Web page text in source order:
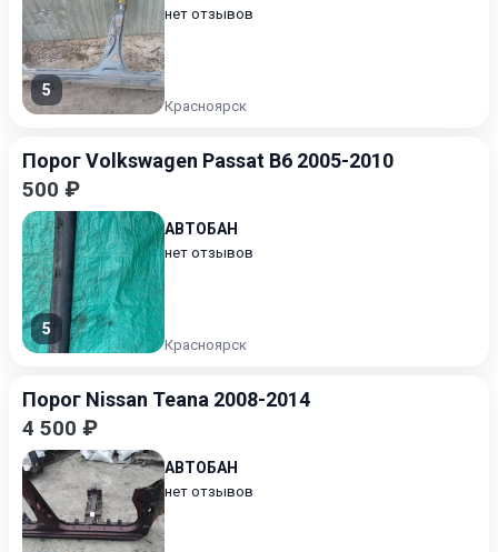
5
нет отзывов
Красноярск
Порог Volkswagen Passat B6 2005-2010
500 ₽
5
АВТОБАН
нет отзывов
Красноярск
Порог Nissan Teana 2008-2014
4 500 ₽
АВТОБАН
нет отзывов